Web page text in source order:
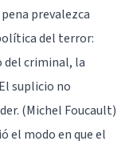
prevalezca
del terror:
del criminal, la
suplicio no
(Michel Foucault)
el modo en que el